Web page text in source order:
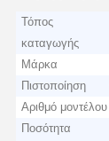
Τόπος
καταγωγής
Μάρκα
Πιστοποίηση
Αριθμό μοντέλου
Ποσότητα